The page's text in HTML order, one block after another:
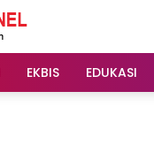
EKBIS EDUKASI